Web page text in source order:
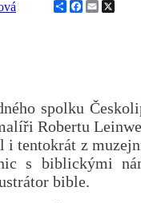
ShareFacebook
Email
spolku
Robertu
i tentokrát z
s biblickými
bible.